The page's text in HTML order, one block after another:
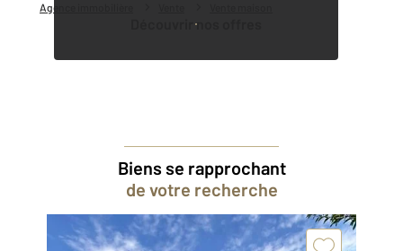
Agence immobilière
Découvrir nos offres
Biens se rapprochant
de votre recherche